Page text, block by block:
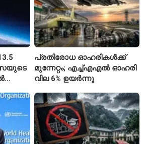
പ്രതിരോധ ഓഹരികൾക്ക്
മുന്നേറ്റം; എച്ച്എഎൽ ഓഹരി
വില 6% ഉയർന്നു